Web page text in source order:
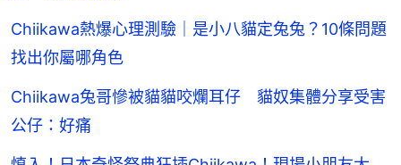
Chiikawa熱爆心理測驗｜是小八貓定兔兔？10條問題
找出你屬哪角色
Chiikawa兔哥慘被貓貓咬爛耳仔 貓奴集體分享受害
公仔：好痛